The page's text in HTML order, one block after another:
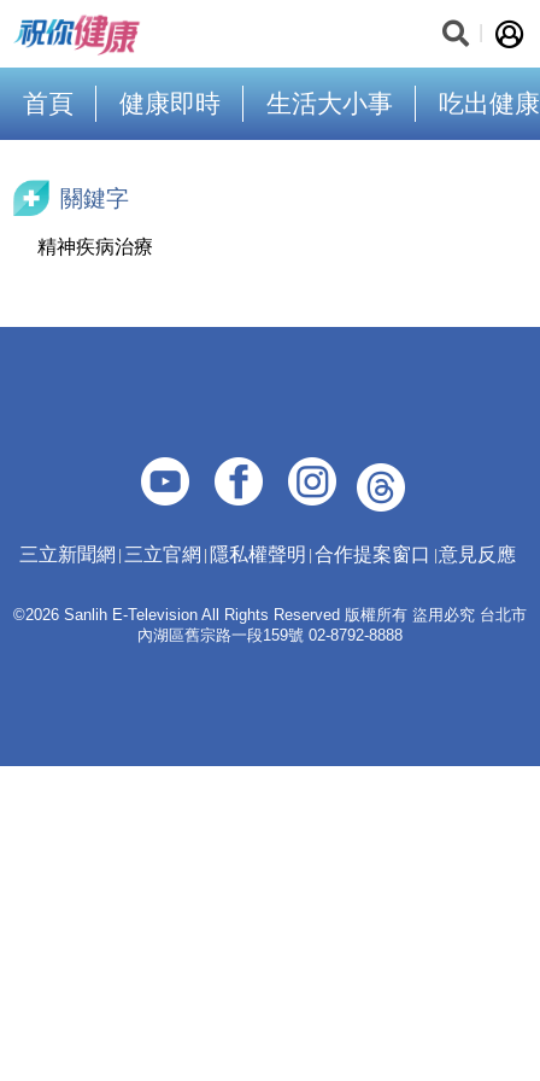
首頁 健康即時 生活大小事 吃出健康
關鍵字
精神疾病治療
三立新聞網 三立官網 隱私權聲明 合作提案窗口 意見反應
©2026 Sanlih E-Television All Rights Reserved 版權所有 盜用必究 台北市
內湖區舊宗路一段159號 02-8792-8888